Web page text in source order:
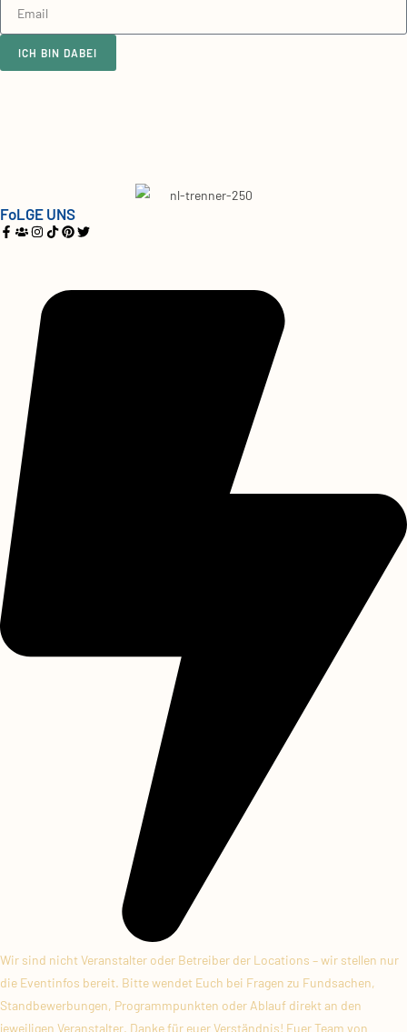
ICH BIN DABEI
FoLGE UNS
Wir sind nicht Veranstalter oder Betreiber der Locations – wir stellen nur
die Eventinfos bereit. Bitte wendet Euch bei Fragen zu Fundsachen,
Standbewerbungen, Programmpunkten oder Ablauf direkt an den
jeweiligen Veranstalter. Danke für euer Verständnis! Euer Team von